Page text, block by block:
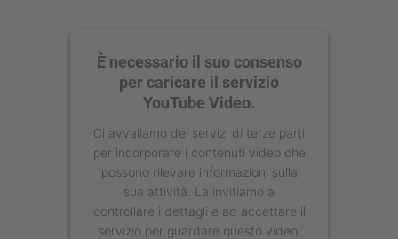
È necessario il suo consenso
per caricare il servizio
YouTube Video.
Ci avvaliamo dei servizi di terze parti
per incorporare i contenuti video che
possono rilevare informazioni sulla
sua attività. La invitiamo a
controllare i dettagli e ad accettare il
servizio per guardare questo video.